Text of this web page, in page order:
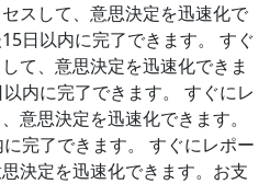
スして、意思決定を迅速化で
日以内に完了できます。
すぐ
て、意思決定を迅速化できま
内に完了できます。
すぐにレ
意思決定を迅速化できます。
完了できます。
すぐにレポー
決定を迅速化できます。お支